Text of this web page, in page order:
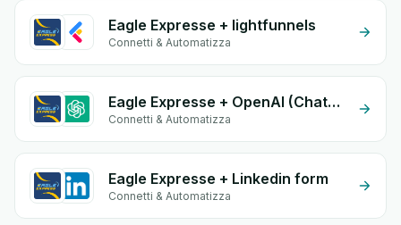
Eagle Expresse + lightfunnels
Connetti & Automatizza
Eagle Expresse + OpenAI (ChatGPT)
Connetti & Automatizza
Eagle Expresse + Linkedin form
Connetti & Automatizza